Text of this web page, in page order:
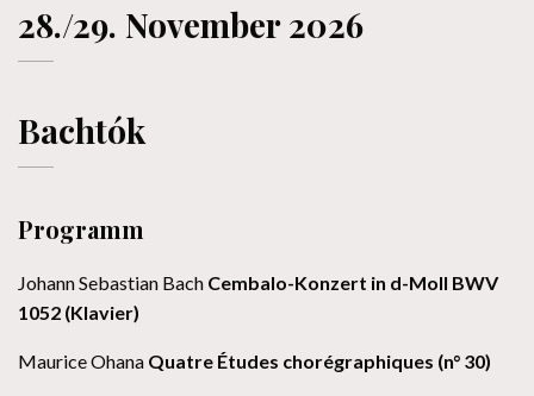
28./29. November 2026
Bachtók
Programm
Johann Sebastian Bach Cembalo-Konzert in d-Moll BWV
1052 (Klavier)
Maurice Ohana Quatre Études chorégraphiques (n° 30)